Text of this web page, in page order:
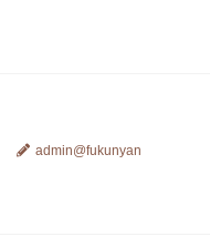
admin@fukunyan